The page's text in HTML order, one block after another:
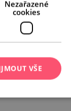
Nezařazené
cookies
VŠE